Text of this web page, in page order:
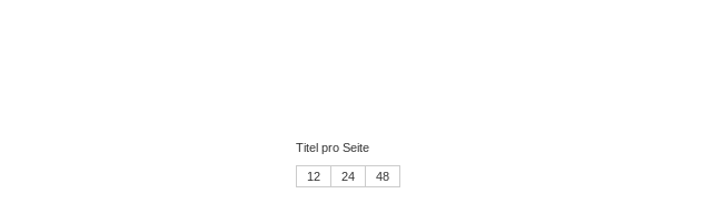
Titel pro Seite
12 24 48